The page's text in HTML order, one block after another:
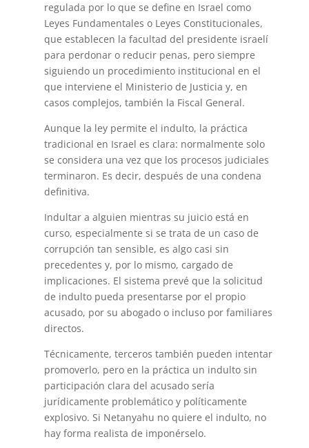
regulada por lo que se define en Israel como
Leyes Fundamentales o Leyes Constitucionales,
que establecen la facultad del presidente israelí
para perdonar o reducir penas, pero siempre
siguiendo un procedimiento institucional en el
que interviene el Ministerio de Justicia y, en
casos complejos, también la Fiscal General.
Aunque la ley permite el indulto, la práctica
tradicional en Israel es clara: normalmente solo
se considera una vez que los procesos judiciales
terminaron. Es decir, después de una condena
definitiva.
Indultar a alguien mientras su juicio está en
curso, especialmente si se trata de un caso de
corrupción tan sensible, es algo casi sin
precedentes y, por lo mismo, cargado de
implicaciones. El sistema prevé que la solicitud
de indulto pueda presentarse por el propio
acusado, por su abogado o incluso por familiares
directos.
Técnicamente, terceros también pueden intentar
promoverlo, pero en la práctica un indulto sin
participación clara del acusado sería
jurídicamente problemático y políticamente
explosivo. Si Netanyahu no quiere el indulto, no
hay forma realista de imponérselo.